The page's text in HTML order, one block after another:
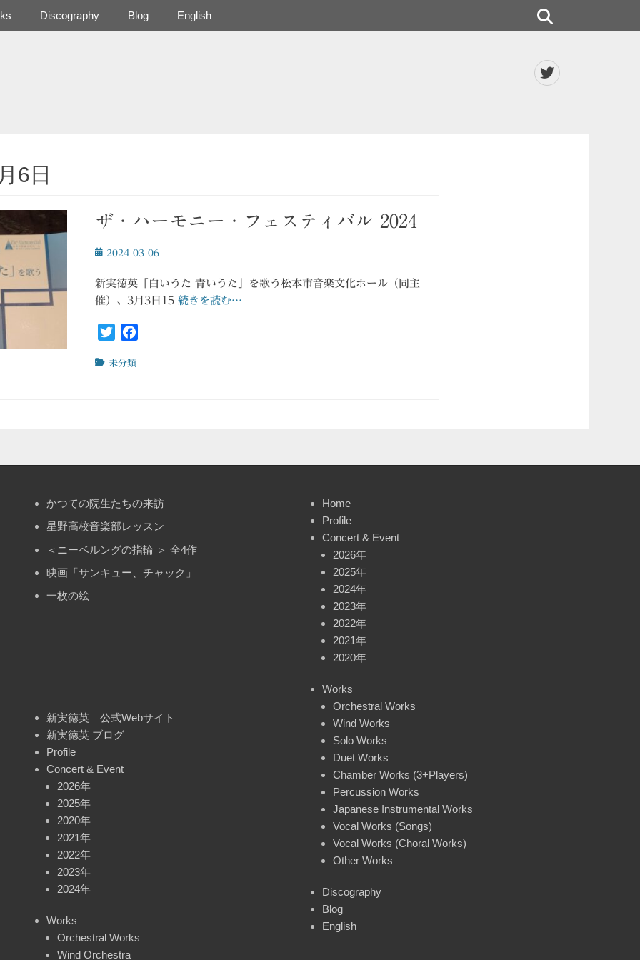
Twitter
Discography Blog English
索
6日
ザ・ハーモニー・フェスティバル 2024
投
日
2024-03-06
新実徳英「白いうた 青いうた」を歌う松本市音楽文化ホール（同主
催）、3月3日15 続きを読む…
Twitter
カ 未分類
かつての院生たちの来訪
星野高校音楽部レッスン
＜ニーベルングの指輪 ＞ 全4作
映画「サンキュー、チャック」
一枚の絵
新実徳英 公式Webサイト
新実徳英 ブログ
Profile
Concert & Event
2026年
2025年
2020年
2021年
2022年
2023年
2024年
Works
Orchestral Works
Wind Orchestra
Home
Profile
Concert & Event
2026年
2025年
2024年
2023年
2022年
2021年
2020年
Works
Orchestral Works
Wind Works
Solo Works
Duet Works
Chamber Works (3+Players)
Percussion Works
Japanese Instrumental Works
Vocal Works (Songs)
Vocal Works (Choral Works)
Other Works
Discography
Blog
English